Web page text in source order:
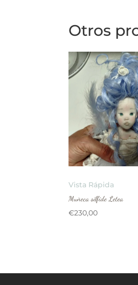
Otros
Vista Rápida
Muñeca sílfide Letea
€230,00